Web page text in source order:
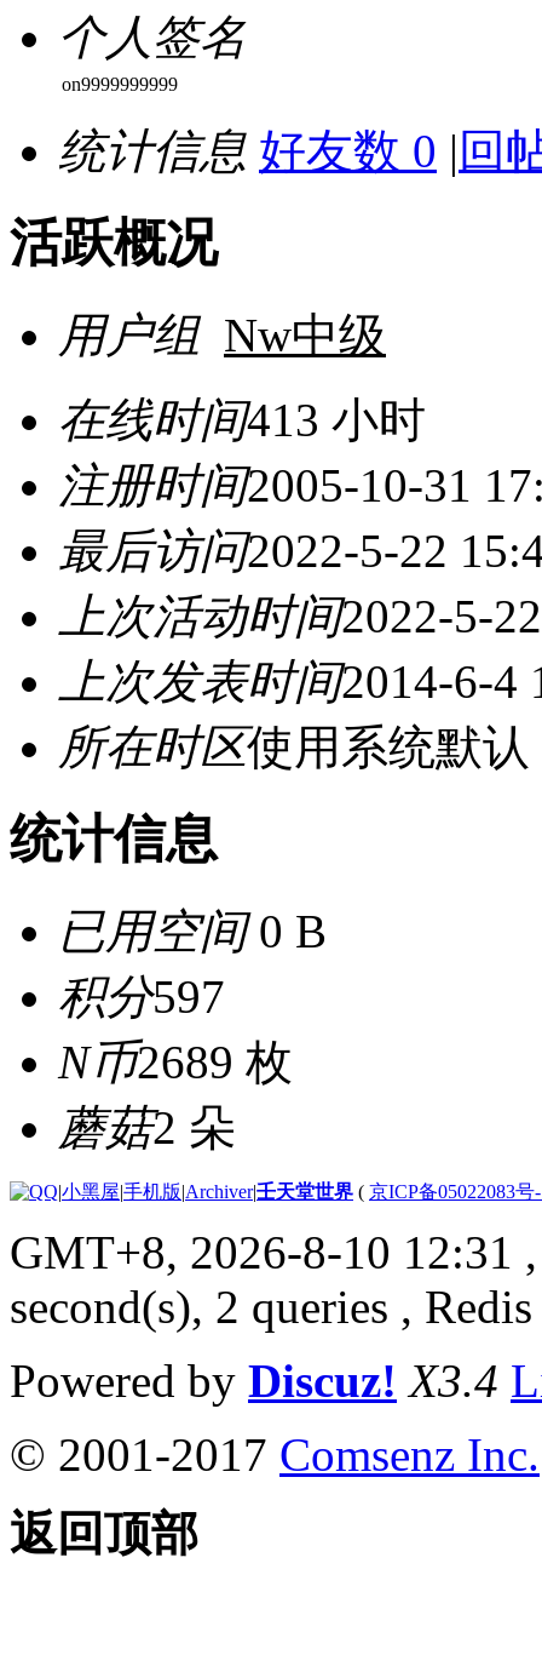
个人签名
on9999999999
统计信息 好友数 0 | 回
活跃概况
用户组 Nw中级
在线时间413 小时
注册时间2005-10-31
最后访问2022-5-22
上次活动时间2022-5-
上次发表时间2014-6-4
所在时区使用系统默认
统计信息
已用空间0 B
积分597
N币2689 枚
蘑菇2 朵
|小黑屋|手机版|Archiver|壬天堂世界 ( 京ICP备05022083号
GMT+8, 2026-8-10 12:31
second(s), 2 queries ,
Powered by Discuz! X3.4
© 2001-2017 Comsenz Inc.
返回顶部